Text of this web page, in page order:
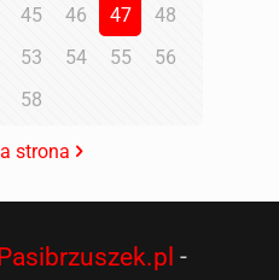
45 46 47
48
53 54 55
56
58
strona
-